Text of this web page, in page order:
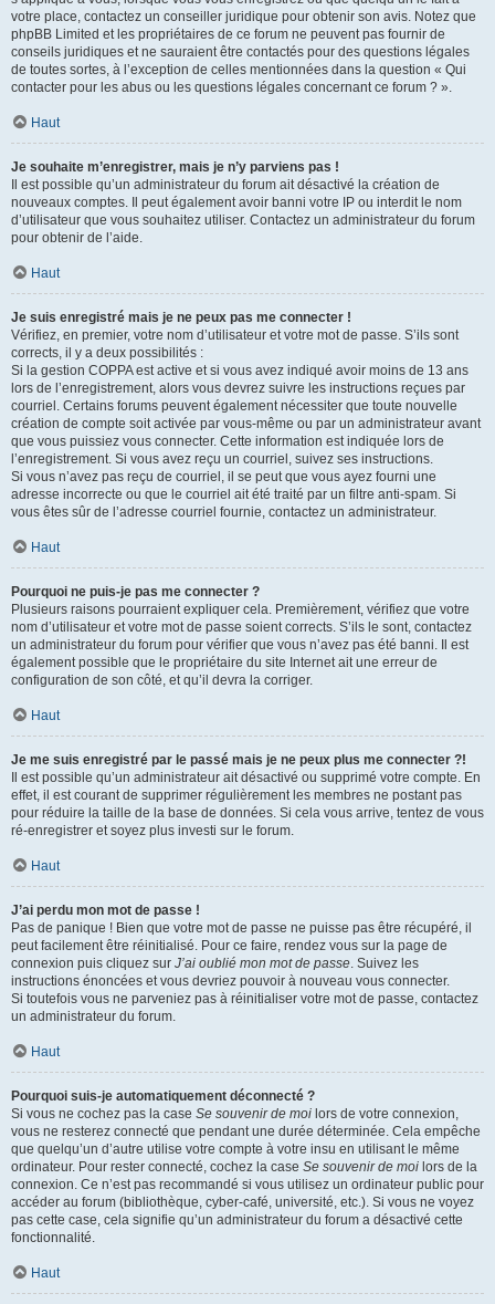
votre place, contactez un conseiller juridique pour obtenir son avis. Notez que
phpBB Limited et les propriétaires de ce forum ne peuvent pas fournir de
conseils juridiques et ne sauraient être contactés pour des questions légales
de toutes sortes, à l’exception de celles mentionnées dans la question « Qui
contacter pour les abus ou les questions légales concernant ce forum ? ».
Haut
Je souhaite m’enregistrer, mais je n’y parviens pas !
Il est possible qu’un administrateur du forum ait désactivé la création de
nouveaux comptes. Il peut également avoir banni votre IP ou interdit le nom
d’utilisateur que vous souhaitez utiliser. Contactez un administrateur du forum
pour obtenir de l’aide.
Haut
Je suis enregistré mais je ne peux pas me connecter !
Vérifiez, en premier, votre nom d’utilisateur et votre mot de passe. S’ils sont
corrects, il y a deux possibilités :
Si la gestion COPPA est active et si vous avez indiqué avoir moins de 13 ans
lors de l’enregistrement, alors vous devrez suivre les instructions reçues par
courriel. Certains forums peuvent également nécessiter que toute nouvelle
création de compte soit activée par vous-même ou par un administrateur avant
que vous puissiez vous connecter. Cette information est indiquée lors de
l’enregistrement. Si vous avez reçu un courriel, suivez ses instructions.
Si vous n’avez pas reçu de courriel, il se peut que vous ayez fourni une
adresse incorrecte ou que le courriel ait été traité par un filtre anti-spam. Si
vous êtes sûr de l’adresse courriel fournie, contactez un administrateur.
Haut
Pourquoi ne puis-je pas me connecter ?
Plusieurs raisons pourraient expliquer cela. Premièrement, vérifiez que votre
nom d’utilisateur et votre mot de passe soient corrects. S’ils le sont, contactez
un administrateur du forum pour vérifier que vous n’avez pas été banni. Il est
également possible que le propriétaire du site Internet ait une erreur de
configuration de son côté, et qu’il devra la corriger.
Haut
Je me suis enregistré par le passé mais je ne peux plus me connecter ?!
Il est possible qu’un administrateur ait désactivé ou supprimé votre compte. En
effet, il est courant de supprimer régulièrement les membres ne postant pas
pour réduire la taille de la base de données. Si cela vous arrive, tentez de vous
ré-enregistrer et soyez plus investi sur le forum.
Haut
J’ai perdu mon mot de passe !
Pas de panique ! Bien que votre mot de passe ne puisse pas être récupéré, il
peut facilement être réinitialisé. Pour ce faire, rendez vous sur la page de
connexion puis cliquez sur J’ai oublié mon mot de passe. Suivez les
instructions énoncées et vous devriez pouvoir à nouveau vous connecter.
Si toutefois vous ne parveniez pas à réinitialiser votre mot de passe, contactez
un administrateur du forum.
Haut
Pourquoi suis-je automatiquement déconnecté ?
Si vous ne cochez pas la case Se souvenir de moi lors de votre connexion,
vous ne resterez connecté que pendant une durée déterminée. Cela empêche
que quelqu’un d’autre utilise votre compte à votre insu en utilisant le même
ordinateur. Pour rester connecté, cochez la case Se souvenir de moi lors de la
connexion. Ce n’est pas recommandé si vous utilisez un ordinateur public pour
accéder au forum (bibliothèque, cyber-café, université, etc.). Si vous ne voyez
pas cette case, cela signifie qu’un administrateur du forum a désactivé cette
fonctionnalité.
Haut